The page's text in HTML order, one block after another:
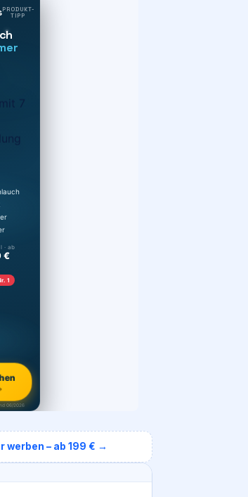
PRODUKT-
TIPP
· ab
€
1
06/2026
werben – ab 199 € →